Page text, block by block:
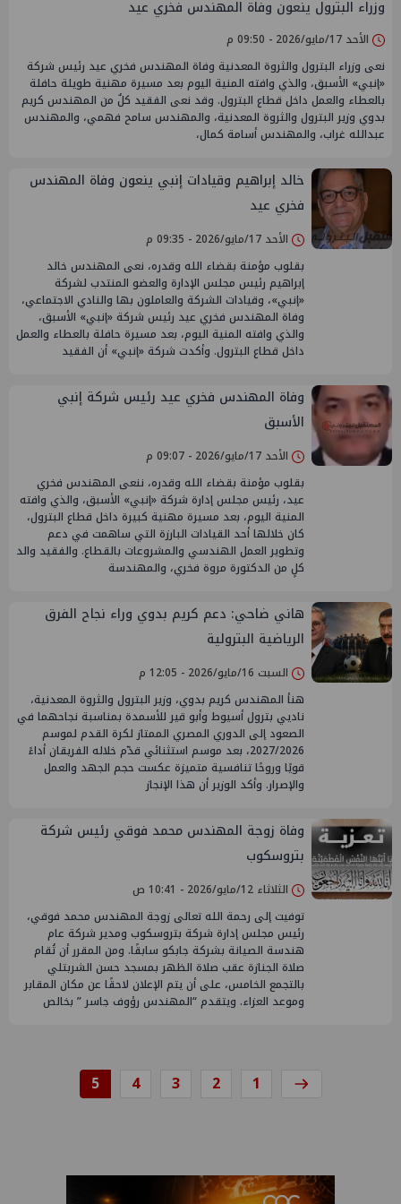
وزراء البترول ينعون وفاة المهندس فخري عيد
الأحد 17/مايو/2026 - 09:50 م
نعى وزراء البترول والثروة المعدنية وفاة المهندس فخري عيد رئيس شركة
«إنبي» الأسبق، والذي وافته المنية اليوم بعد مسيرة مهنية طويلة حافلة
بالعطاء والعمل داخل قطاع البترول. وقد نعى الفقيد كلٌ من المهندس كريم
بدوي وزير البترول والثروة المعدنية، والمهندس سامح فهمي، والمهندس
عبدالله غراب، والمهندس أسامة كمال،
خالد إبراهيم وقيادات إنبي ينعون وفاة المهندس
فخري عيد
الأحد 17/مايو/2026 - 09:35 م
بقلوب مؤمنة بقضاء الله وقدره، نعى المهندس خالد
إبراهيم رئيس مجلس الإدارة والعضو المنتدب لشركة
«إنبي»، وقيادات الشركة والعاملون بها والنادي الاجتماعي،
وفاة المهندس فخري عيد رئيس شركة «إنبي» الأسبق،
والذي وافته المنية اليوم، بعد مسيرة حافلة بالعطاء والعمل
داخل قطاع البترول. وأكدت شركة «إنبي» أن الفقيد
وفاة المهندس فخري عيد رئيس شركة إنبي
الأسبق
الأحد 17/مايو/2026 - 09:07 م
بقلوب مؤمنة بقضاء الله وقدره، ننعى المهندس فخري
عيد، رئيس مجلس إدارة شركة «إنبي» الأسبق، والذي وافته
المنية اليوم، بعد مسيرة مهنية كبيرة داخل قطاع البترول،
كان خلالها أحد القيادات البارزة التي ساهمت في دعم
وتطوير العمل الهندسي والمشروعات بالقطاع. والفقيد والد
كلٍ من الدكتورة مروة فخري، والمهندسة
هاني ضاحي: دعم كريم بدوي وراء نجاح الفرق
الرياضية البترولية
السبت 16/مايو/2026 - 12:05 م
هنأ المهندس كريم بدوي، وزير البترول والثروة المعدنية،
ناديي بترول أسيوط وأبو قير للأسمدة بمناسبة نجاحهما في
الصعود إلى الدوري المصري الممتاز لكرة القدم لموسم
2027/2026، بعد موسم استثنائي قدّم خلاله الفريقان أداءً
قويًا وروحًا تنافسية متميزة عكست حجم الجهد والعمل
والإصرار. وأكد الوزير أن هذا الإنجاز
وفاة زوجة المهندس محمد فوقي رئيس شركة
بتروسكوب
الثلاثاء 12/مايو/2026 - 10:41 ص
توفيت إلى رحمة الله تعالى زوجة المهندس محمد فوقي،
رئيس مجلس إدارة شركة بتروسكوب ومدير شركة عام
هندسة الصيانة بشركة جابكو سابقًا. ومن المقرر أن تُقام
صلاة الجنازة عقب صلاة الظهر بمسجد حسن الشربتلي
بالتجمع الخامس، على أن يتم الإعلان لاحقًا عن مكان المقابر
وموعد العزاء. ويتقدم “المهندس رؤوف جاسر ” بخالص
1
2
3
4
5